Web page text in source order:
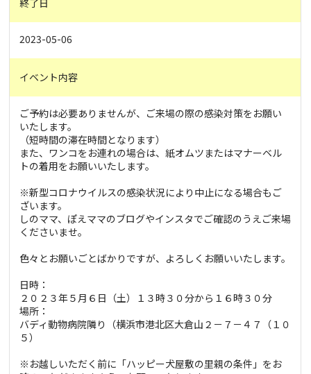
2023-05-06
イベント内容
ご予約は必要ありませんが、ご来場の際の感染対策をお願い
いたします。
（短時間の滞在時間となります）
また、ワンコをお連れの場合は、紙オムツまたはマナーベル
トの着用をお願いいたします。
※新型コロナウイルスの感染状況により中止になる場合もご
ざいます。
しのママ、ぽえママのブログやインスタでご確認のうえご来場
くださいませ。
色々とお願いごとばかりですが、よろしくお願いいたします。
日時：
２０２３年５月６日（土）１３時３０分から１６時３０分
場所：
バディ動物病院隣り（横浜市港北区大倉山２－７－４７（１０
５）
※お越しいただく前に「ハッピー犬屋敷の里親の条件」をお